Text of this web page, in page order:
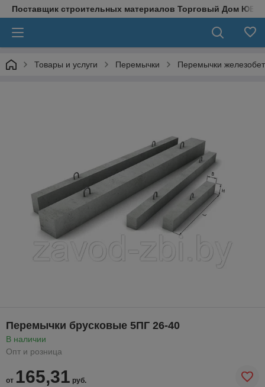
Поставщик строительных материалов Торговый Дом
Товары и услуги Перемычки Перемычки
Перемычки брусковые 5ПГ 26-40
В наличии
Опт и розница
от 165,31 руб.